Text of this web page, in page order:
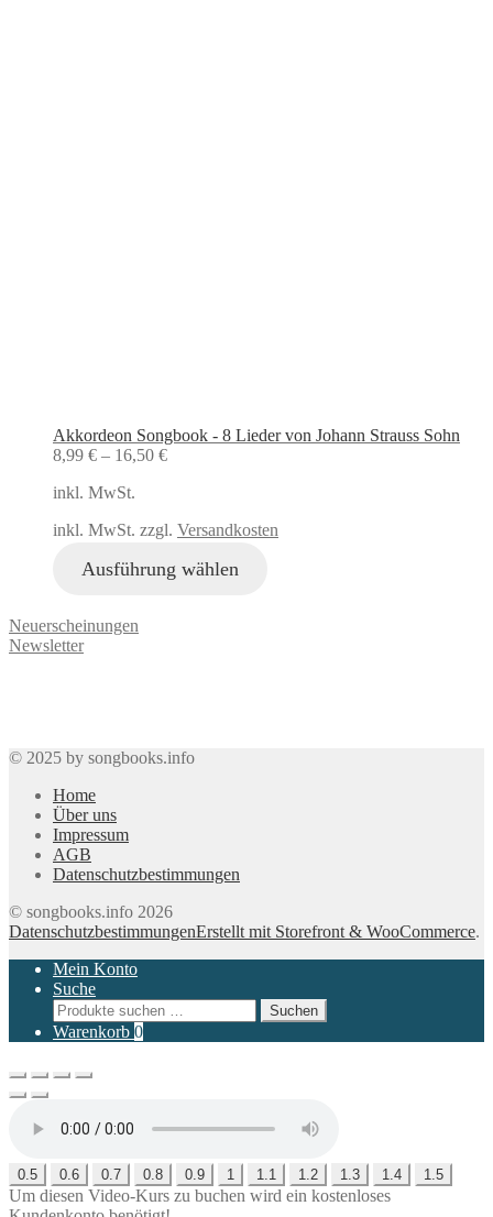
Akkordeon Songbook - 8 Lieder von Johann Strauss Sohn
8,99 € – 16,50 €
inkl. MwSt.
inkl. MwSt. zzgl. Versandkosten
Ausführung wählen
Neuerscheinungen
Newsletter
© 2025 by songbooks.info
Home
Über uns
Impressum
AGB
Datenschutzbestimmungen
© songbooks.info 2026
DatenschutzbestimmungenErstellt mit Storefront & WooCommerce.
Mein Konto
Suche
Suchen
nach:
Suchen
Warenkorb 0
0.5 0.6 0.7 0.8 0.9 1 1.1 1.2 1.3 1.4 1.5
Um diesen Video-Kurs zu buchen wird ein kostenloses